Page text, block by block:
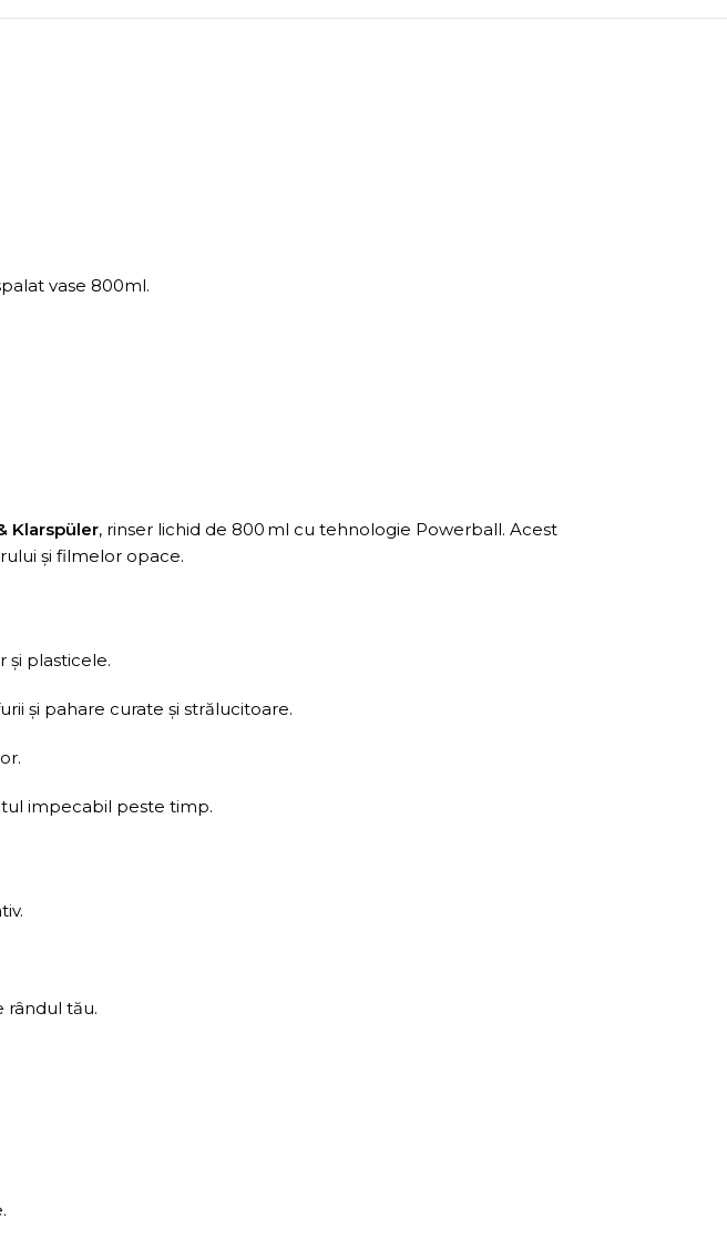
vase 800ml.
Klarspüler, rinser lichid de 800 ml cu tehnologie Powerball. Acest
și filmelor opace.
și plasticele.
şi pahare curate şi strălucitoare.
impecabil peste timp.
rândul tău.